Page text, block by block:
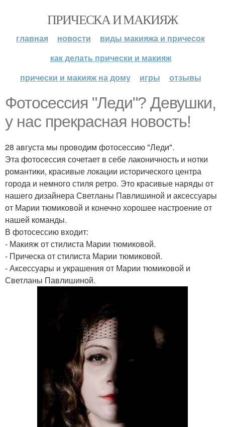
ПРИЧЕСКА И МАКИЯЖ
главная новости
виды макияжа и причесок
как делать прически и макияж
прически и макияж на дому
игры отзывы
Фотосессия "Леди"? Девушки,
у нас прекрасная новость!
28 августа мы проводим фотосессию "Леди".
Эта фотосессия сочетает в себе лаконичность и нотки
романтики, красивые локации исторического центра
города и немного стиля ретро. Это красивые наряды от
нашего дизайнера Светланы Павлишиной и аксессуары
от Марии тюмиковой и конечно хорошее настроение от
нашей команды.
В фотосессию входит:
- Макияж от стилиста Марии тюмиковой.
- Прическа от стилиста Марии тюмиковой.
- Аксессуары и украшения от Марии тюмиковой и
Светланы Павлишиной.